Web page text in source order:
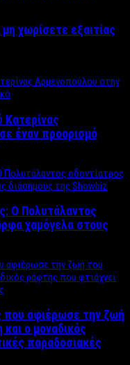
χωρίσετε εξαιτίας
Κατερίνας
έναν προορισμό
O Πολυτάλαντος
χαμόγελα στους
που αφιέρωσε την ζωή
ο μοναδικός
παραδοσιακές